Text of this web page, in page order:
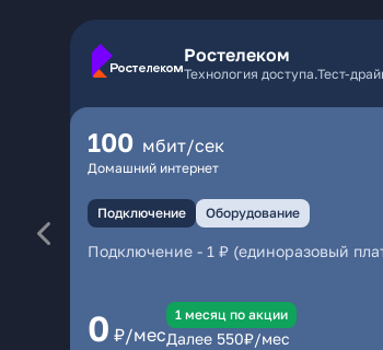
Ростелеком
Технология доступа.Тест-
100 мбит/сек
Домашний интернет
Подключение Оборудование
Подключение - 1 ₽ (единоразовый
0 ₽/мес
1 месяц по акции
Далее 550₽/мес